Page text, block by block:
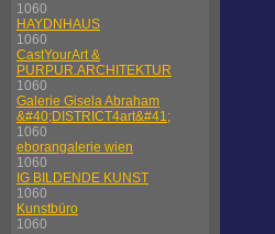
1060
HAYDNHAUS
1060
CastYourArt &
PURPUR.ARCHITEKTUR
1060
Galerie Gisela Abraham
&#40;DISTRICT4art&#41;
1060
eborangalerie wien
1060
IG BILDENDE KUNST
1060
Kunstbüro
1060